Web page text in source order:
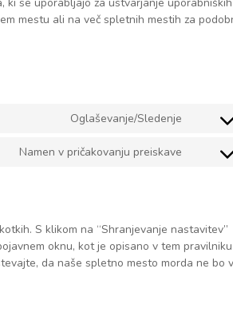
mestu ali na več spletnih mestih za
Oglaševanje/Sledenje
service
Namen v pričakovanju preiskave
S klikom na “Shranjevanje nastavitev”
oknu, kot je opisano v tem
da naše spletno mesto morda ne bo